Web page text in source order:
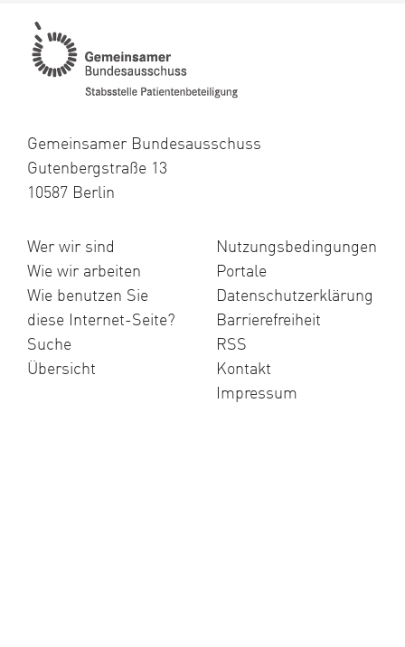
Gemeinsamer Bundesausschuss
Gutenbergstraße 13
10587 Berlin
Wer wir sind
Wie wir arbeiten
Wie benutzen Sie
diese Internet-Seite?
Suche
Übersicht
Nutzungsbedingungen
Portale
Datenschutzerklärung
Barrierefreiheit
RSS
Kontakt
Impressum